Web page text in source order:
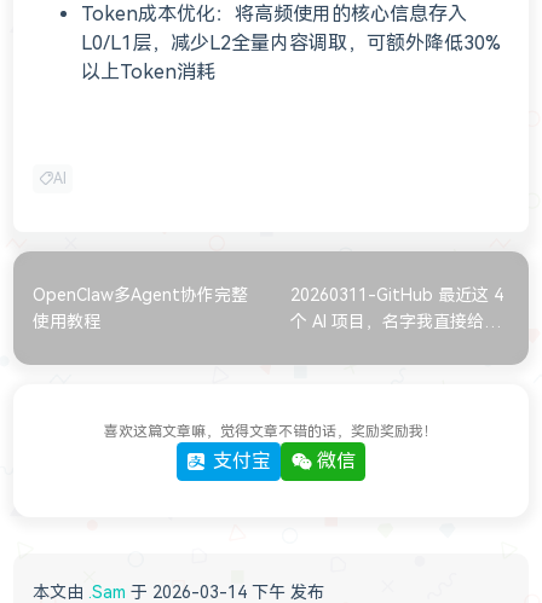
Token成本优化：将高频使用的核心信息存入
L0/L1层，减少L2全量内容调取，可额外降低30%
以上Token消耗
AI
OpenClaw多Agent协作完整
使用教程
20260311-GitHub 最近这 4
个 AI 项目，名字我直接给你
喜欢这篇文章嘛，觉得文章不错的话，奖励奖励我！
支付宝 微信
本文由 .Sam 于 2026-03-14 下午 发布